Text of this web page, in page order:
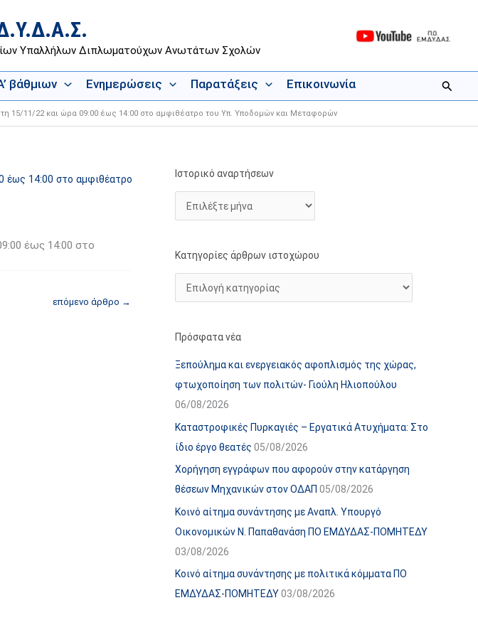
Υπαλλήλων Διπλωματούχων Ανωτάτων Σχολών
βάθμιων Ενημερώσεις Παρατάξεις Επικοινωνία
15/11/22 και ώρα 09:00 έως 14:00 στο αμφιθέατρο του Υπ. Υποδομών και Μεταφορών
έως 14:00 στο αμφιθέατρο
έως 14:00 στο
επόμενο άρθρο →
Ιστορικό αναρτήσεων
Ι
σ
ρ
ι
α
ρ
ή
σ
ε
ω
ν
Κατηγορίες άρθρων ιστοχώρου
Κ
α
γ
ο
ε
ρ
ρ
ω
ν
ι
σ
τ
ο
χ
ώ
Πρόσφατα νέα
Ξεπούλημα και ενεργειακός αφοπλισμός της χώρας,
φτωχοποίηση των πολιτών- Γιούλη Ηλιοπούλου
06/08/2026
Καταστροφικές Πυρκαγιές – Εργατικά Ατυχήματα: Στο
ίδιο έργο θεατές 05/08/2026
Χορήγηση εγγράφων που αφορούν στην κατάργηση
θέσεων Μηχανικών στον ΟΔΑΠ 05/08/2026
Κοινό αίτημα συνάντησης με Αναπλ. Υπουργό
Οικονομικών Ν. Παπαθανάση ΠΟ ΕΜΔΥΔΑΣ-ΠΟΜΗΤΕΔΥ
03/08/2026
Κοινό αίτημα συνάντησης με πολιτικά κόμματα ΠΟ
ΕΜΔΥΔΑΣ-ΠΟΜΗΤΕΔΥ03/08/2026